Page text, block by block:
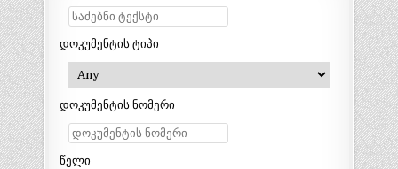
დოკუმენტის ტიპი
დოკუმენტის ნომერი
წელი